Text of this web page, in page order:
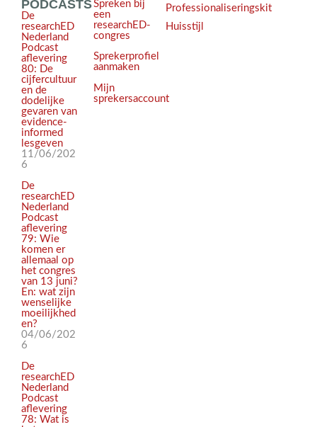
PODCASTS
De
researchED
Nederland
Podcast
aflevering
80: De
cijfercultuur
en de
dodelijke
gevaren van
evidence-
informed
lesgeven
11/06/202
6
De
researchED
Nederland
Podcast
aflevering
79: Wie
komen er
allemaal op
het congres
van 13 juni?
En: wat zijn
wenselijke
moeilijkhed
en?
04/06/202
6
De
researchED
Nederland
Podcast
aflevering
78: Wat is
Spreken bij
een
researchED-
congres
Sprekerprofiel
aanmaken
Mijn
sprekersaccount
Professionaliseringskit
Huisstijl